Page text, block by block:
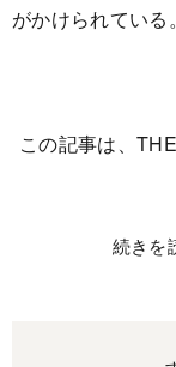
がかけられている。
この記事は、
続きを